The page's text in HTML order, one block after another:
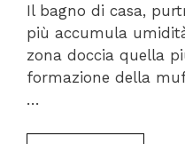
Il bagno di casa,
più accumula
zona doccia quella
formazione della
…